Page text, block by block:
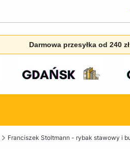
Darmowa przesyłka od 240 zł
Franciszek Stoltmann - rybak stawowy i